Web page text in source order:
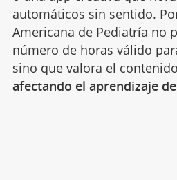
automáticos sin sentido.
Americana de Pediatría no
número de horas válido
sino que valora el
afectando el aprendizaje